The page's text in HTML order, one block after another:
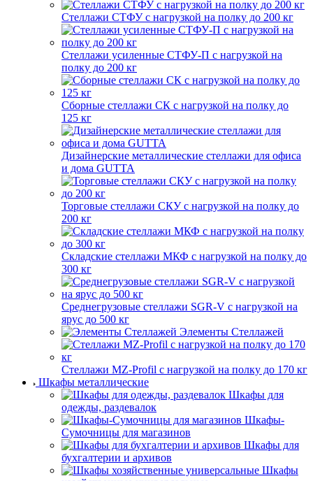
Стеллажи СТФУ с нагрузкой на полку до 200 кг
Стеллажи усиленные СТФУ-П с нагрузкой на
полку до 200 кг
Сборные стеллажи СК с нагрузкой на полку до
125 кг
Дизайнерские металлические стеллажи для офиса
и дома GUTTA
Торговые стеллажи СКУ с нагрузкой на полку до
200 кг
Складские стеллажи МКФ с нагрузкой на полку до
300 кг
Среднегрузовые стеллажи SGR-V с нагрузкой на
ярус до 500 кг
Элементы Стеллажей
Стеллажи MZ-Profil с нагрузкой на полку до 170 кг
Шкафы металлические
Шкафы для
одежды, раздевалок
Шкафы-
Сумочницы для магазинов
Шкафы для
бухгалтерии и архивов
Шкафы